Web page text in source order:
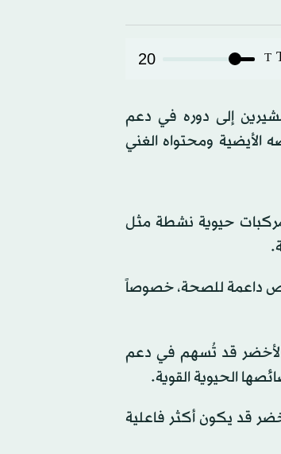
T
20
إلى دوره في دعم
الأيضية ومحتواه الغني
مركبات حيوية نشطة مثل
داعمة للصحة، خصوصاً
الأخضر قد تُسهم في دعم
الحيوية القوية.
قد يكون أكثر فاعلية